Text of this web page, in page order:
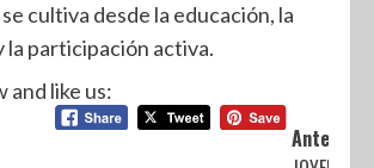
cultiva desde la educación, la
la participación activa.
and like us:
Anterior: